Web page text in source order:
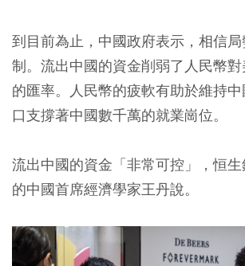
到目前為止，中國政府表示，相信
制。流出中國的資金削弱了人民幣
的匯率。人民幣的疲軟有助於維持
口支撐著中國數千萬的就業崗位。
流出中國的資金「非常可控」，恒
的中國首席經濟學家王丹說。